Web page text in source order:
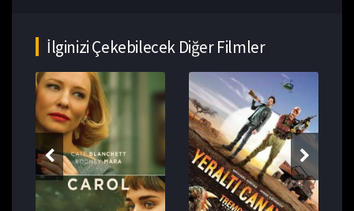
İlginizi Çekebilecek Diğer Filmler